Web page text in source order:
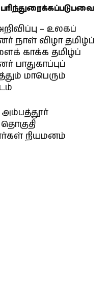
பரிந்துரைக்கப்படுபவை
– உலகப்
நாள் விழா தமிழ்ப்
காக்க தமிழ்ப்
பாதுகாப்புப்
மாபெரும்
நியமனம்